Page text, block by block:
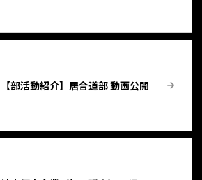
【部活動紹介】居合道部 動画公開